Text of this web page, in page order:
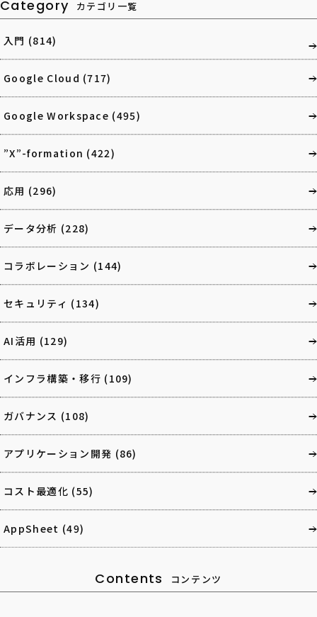
Category カテゴリ一覧
入門 (814)
Google Cloud (717)
Google Workspace (495)
”X”-formation (422)
応用 (296)
データ分析 (228)
コラボレーション (144)
セキュリティ (134)
AI活用 (129)
インフラ構築・移行 (109)
ガバナンス (108)
アプリケーション開発 (86)
コスト最適化 (55)
AppSheet (49)
Contents コンテンツ